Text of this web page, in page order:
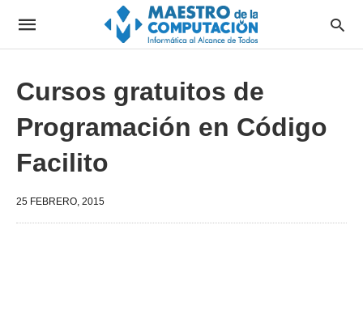
Cursos gratuitos de
Programación en Código
Facilito
25 FEBRERO, 2015